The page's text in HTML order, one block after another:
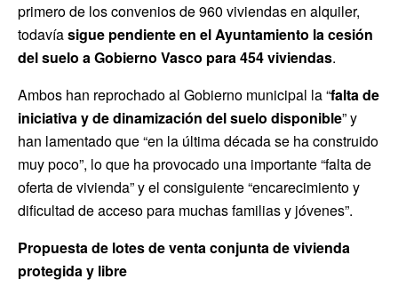
primero de los convenios de 960 viviendas en alquiler,
todavíasigue pendiente en el Ayuntamiento la cesión
del suelo a Gobierno Vasco para 454 viviendas.
Ambos han reprochado al Gobierno municipal la “falta de
iniciativa y de dinamización del suelo disponible” y
han lamentado que “en la última década se ha construido
muy poco”, lo que ha provocado una importante “falta de
oferta de vivienda” y el consiguiente “encarecimiento y
dificultad de acceso para muchas familias y jóvenes”.
Propuesta de lotes de venta conjunta de vivienda
protegida y libre